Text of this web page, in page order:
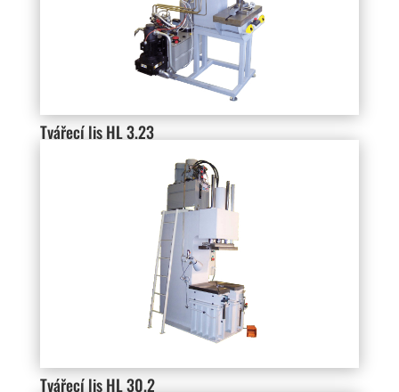
Tvářecí lis HL 3.23
Tvářecí lis HL 30.2